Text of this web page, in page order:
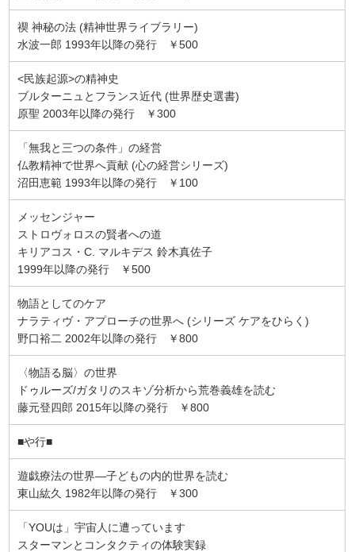
禊 神秘の法 (精神世界ライブラリー)
水波一郎 1993年以降の発行 ￥500
<民族起源>の精神史
ブルターニュとフランス近代 (世界歴史選書)
原聖 2003年以降の発行 ￥300
「無我と三つの条件」の経営
仏教精神で世界へ貢献 (心の経営シリーズ)
沼田恵範 1993年以降の発行 ￥100
メッセンジャー
ストロヴォロスの賢者への道
キリアコス・C. マルキデス 鈴木真佐子
1999年以降の発行 ￥500
物語としてのケア
ナラティヴ・アプローチの世界へ (シリーズ ケアをひらく)
野口裕二 2002年以降の発行 ￥800
〈物語る脳〉の世界
ドゥルーズ/ガタリのスキゾ分析から荒巻義雄を読む
藤元登四郎 2015年以降の発行 ￥800
■や行■
遊戯療法の世界―子どもの内的世界を読む
東山紘久 1982年以降の発行 ￥300
「YOUは」宇宙人に遭っています
スターマンとコンタクティの体験実録